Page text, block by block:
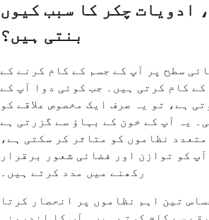
ادویات چکر کا سبب کیوں
بنتی ہیں؟
سطح پر آپ کے جسم کے کام کرنے کے
کام کرتی ہیں۔ جب کوئی دوا آپ کے
ہے، تو یہ صرف ایک مخصوص علاقے کو
یہ آپ کے خون کے بہاؤ سے گزرتی ہے
نظاموں کو متاثر کر سکتی ہے،
کو توازن اور فضائی شعور برقرار
رکھنے میں مدد کرتے ہیں۔
تین اہم نظاموں پر انحصار کرتا
سے کام کرتے ہیں۔ آپ کا اندرونی